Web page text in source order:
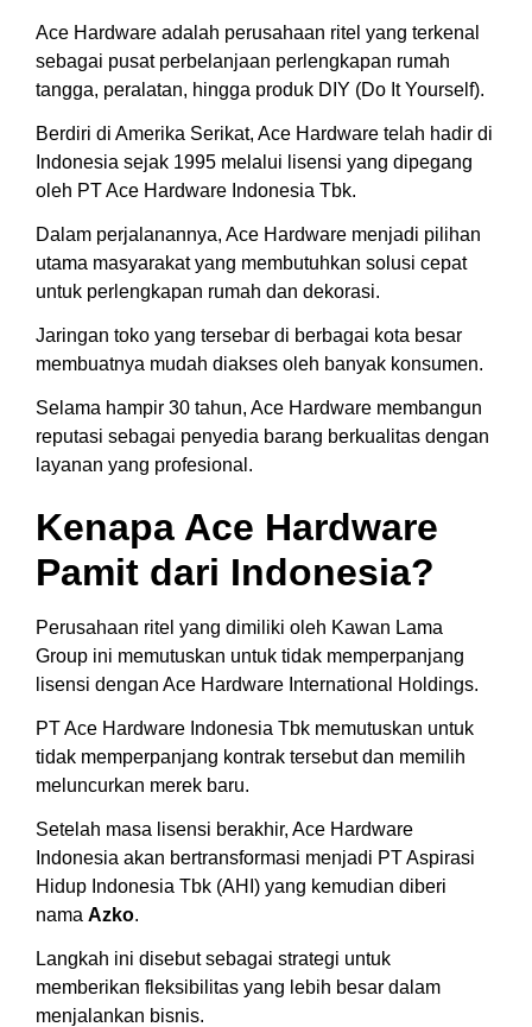
Ace Hardware adalah perusahaan ritel yang terkenal
sebagai pusat perbelanjaan perlengkapan rumah
tangga, peralatan, hingga produk DIY (Do It Yourself).
Berdiri di Amerika Serikat, Ace Hardware telah hadir di
Indonesia sejak 1995 melalui lisensi yang dipegang
oleh PT Ace Hardware Indonesia Tbk.
Dalam perjalanannya, Ace Hardware menjadi pilihan
utama masyarakat yang membutuhkan solusi cepat
untuk perlengkapan rumah dan dekorasi.
Jaringan toko yang tersebar di berbagai kota besar
membuatnya mudah diakses oleh banyak konsumen.
Selama hampir 30 tahun, Ace Hardware membangun
reputasi sebagai penyedia barang berkualitas dengan
layanan yang profesional.
Kenapa Ace Hardware
Pamit dari Indonesia?
Perusahaan ritel yang dimiliki oleh Kawan Lama
Group ini memutuskan untuk tidak memperpanjang
lisensi dengan Ace Hardware International Holdings.
PT Ace Hardware Indonesia Tbk memutuskan untuk
tidak memperpanjang kontrak tersebut dan memilih
meluncurkan merek baru.
Setelah masa lisensi berakhir, Ace Hardware
Indonesia akan bertransformasi menjadi PT Aspirasi
Hidup Indonesia Tbk (AHI) yang kemudian diberi
nama Azko.
Langkah ini disebut sebagai strategi untuk
memberikan fleksibilitas yang lebih besar dalam
menjalankan bisnis.